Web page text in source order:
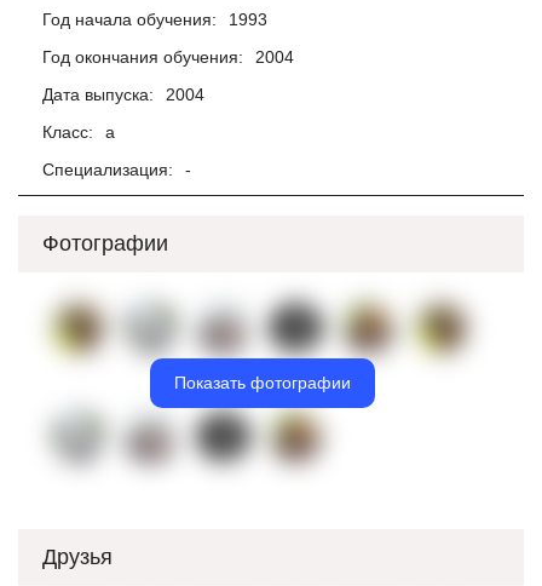
Год начала обучения:
1993
Год окончания обучения:
2004
Дата выпуска:
2004
Класс:
а
Специализация:
-
Фотографии
Показать фотографии
Друзья